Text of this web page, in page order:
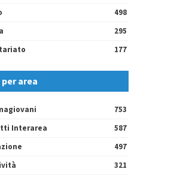
498
295
177
per area
753
Interarea
587
497
321